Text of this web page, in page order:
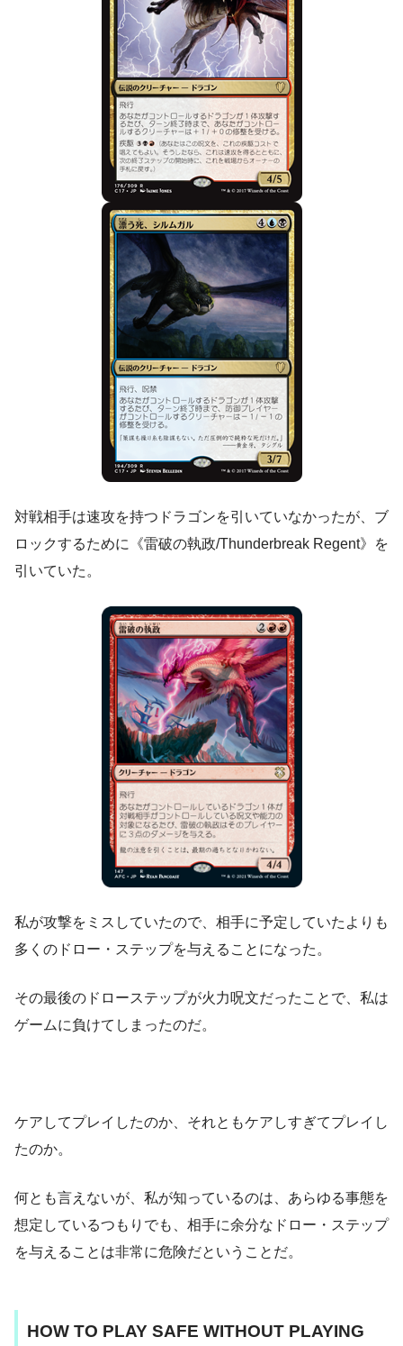
対戦相手は速攻を持つドラゴンを引いていなかったが、ブ
ロックするために《雷破の執政/Thunderbreak Regent》を
引いていた。
私が攻撃をミスしていたので、相手に予定していたよりも
多くのドロー・ステップを与えることになった。
その最後のドローステップが火力呪文だったことで、私は
ゲームに負けてしまったのだ。
ケアしてプレイしたのか、それともケアしすぎてプレイし
たのか。
何とも言えないが、私が知っているのは、あらゆる事態を
想定しているつもりでも、相手に余分なドロー・ステップ
を与えることは非常に危険だということだ。
HOW TO PLAY SAFE WITHOUT PLAYING